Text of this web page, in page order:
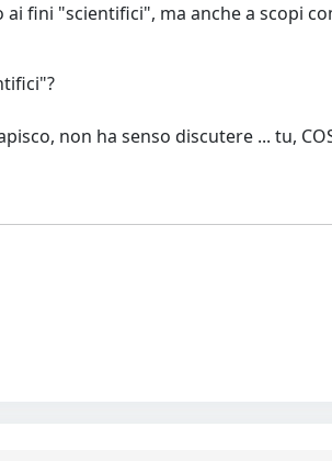
fini "scientifici", ma anche a scopi
non ha senso discutere ... tu,